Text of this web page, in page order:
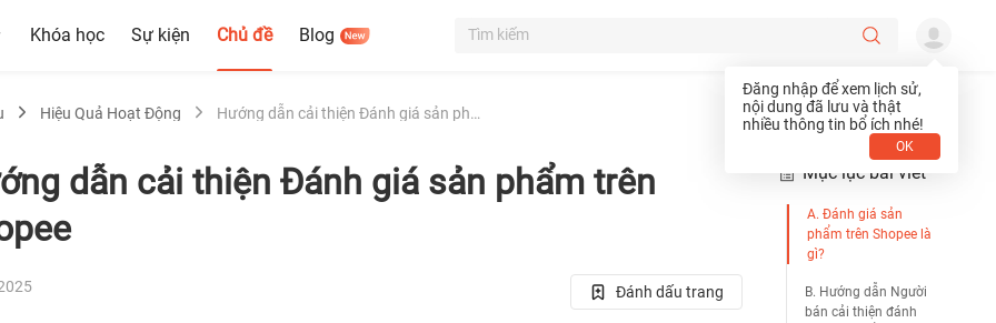
Khóa học Sự kiện Chủ đề Blog
Đăng nhập để xem lịch sử,
nội dung đã lưu và thật
nhiều thông tin bổ ích nhé!
OK
Hiệu Quả Hoạt Động Hướng dẫn cải thiện Đánh giá sản phẩm trên Shopee
dẫn cải thiện Đánh giá sản phẩm trên
Đánh dấu trang
Mục lục bài viết
A. Đánh giá sản
phẩm trên Shopee là
gì?
B. Hướng dẫn Người
bán cải thiện đánh